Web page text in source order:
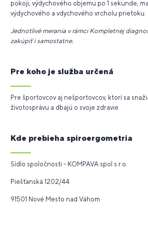
pokoji, výdychového objemu po 1 sekunde,
výdychového a vdychového vrcholu prietoku.
Jednotlivé merania v rámci Kompletnej
zakúpiť i samostatne.
Pre koho je služba určená
Pre športovcov aj nešportovcov, ktorí sa
životosprávu a dbajú o svoje zdravie.
Kde prebieha spiroergometria
Sídlo spoločnosti - KOMPAVA spol s.r.o.
Piešťanská 1202/44
91501 Nové Mesto nad Váhom